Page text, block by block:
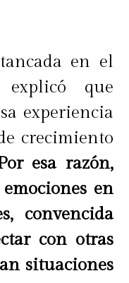
en el
que
experiencia
crecimiento
esa razón,
en
convencida
con otras
situaciones